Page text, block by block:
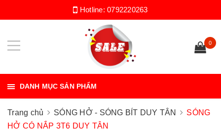
Hotline:0792220263
0
DANH MỤC SẢN PHẨM
Trang chủ SÓNG HỞ - SÓNG BÍT DUY TÂN
SÓNG
HỞ CÓ NẮP 3T6 DUY TÂN